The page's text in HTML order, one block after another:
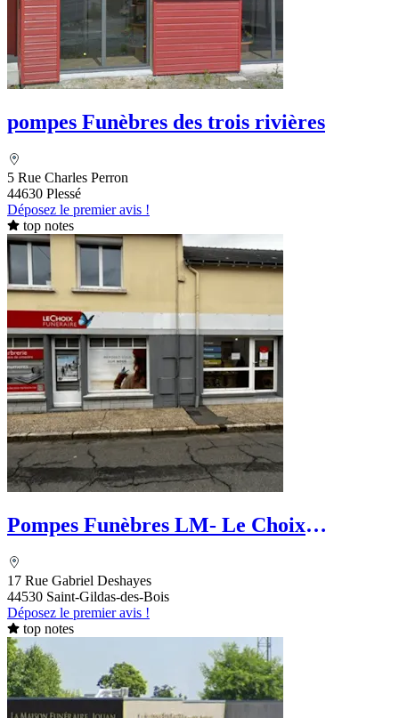
pompes Funèbres des trois rivières
5 Rue Charles Perron
44630 Plessé
Déposez le premier avis !
top notes
Pompes Funèbres LM- Le Choix
17 Rue Gabriel Deshayes
44530 Saint-Gildas-des-Bois
Déposez le premier avis !
top notes